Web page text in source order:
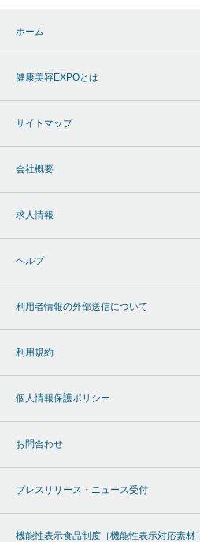
ホーム
健康美容EXPOとは
サイトマップ
会社概要
求人情報
ヘルプ
利用者情報の外部送信について
利用規約
個人情報保護ポリシー
お問合わせ
プレスリリース・ニュース受付
機能性表示食品制度［機能性表示対応素材］